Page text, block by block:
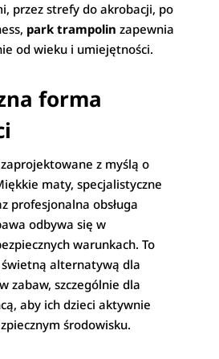
przez strefy do akrobacji, po
park trampolin zapewnia
od wieku i umiejętności.
forma
z myślą o
maty, specjalistyczne
profesjonalna obsługa
odbywa się w
warunkach. To
alternatywą dla
zabaw, szczególnie dla
aby ich dzieci aktywnie
środowisku.